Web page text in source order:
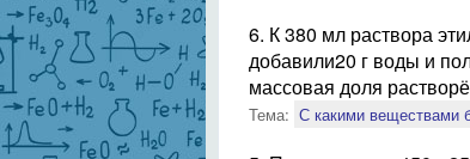
6. К 380 мл раствора
добавили20 г воды и
массовая доля
Тема: С какими веществами